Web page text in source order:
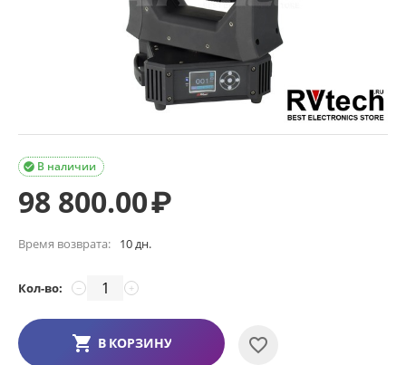
В наличии

98 800.00₽
Время возврата: 10 дн.
Кол-во: +
−
В КОРЗИНУ